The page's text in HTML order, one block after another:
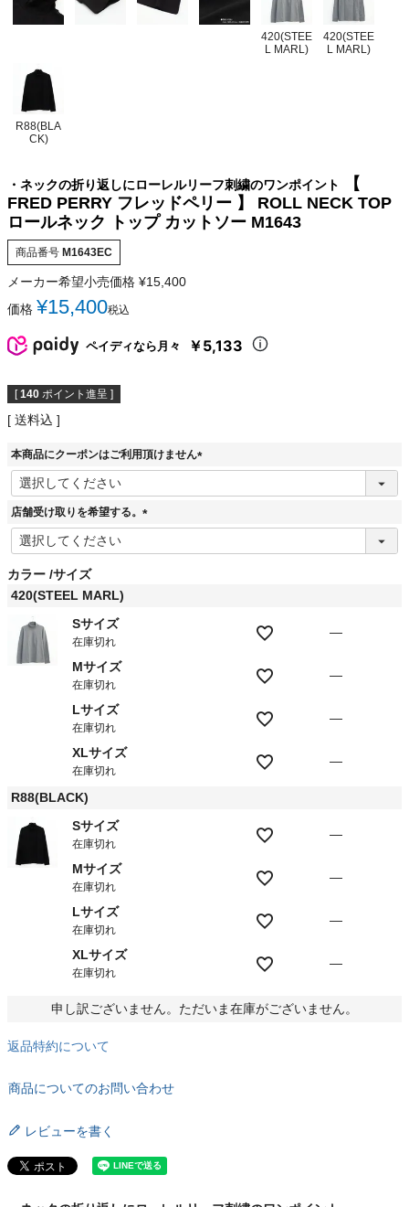
420(STEE
L MARL)
420(STEE
L MARL)
R88(BLA
CK)
・ネックの折り返しにローレルリーフ刺繍のワンポイント
【
FRED PERRY フレッドペリー 】 ROLL NECK TOP
ロールネック トップ カットソー M1643
商品番号 M1643EC
メーカー希望小売価格 ¥15,400
価格 ¥15,400税込
ペイディなら月々 ￥5,133
[ 140 ポイント進呈 ]
送料込
本商品にクーポンはご利用頂けません
(
店舗受け取りを希望する。
(
カラー サイズ
420(STEEL MARL)
Sサイズ
在庫切れ
—
Mサイズ
在庫切れ
—
Lサイズ
在庫切れ
—
XLサイズ
在庫切れ
—
R88(BLACK)
Sサイズ
在庫切れ
—
Mサイズ
在庫切れ
—
Lサイズ
在庫切れ
—
XLサイズ
在庫切れ
—
申し訳ございません。ただいま在庫がございません。
返品特約について
商品についてのお問い合わせ
レビューを書く